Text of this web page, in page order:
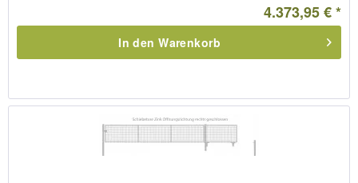
4.373,95 € *
In den Warenkorb